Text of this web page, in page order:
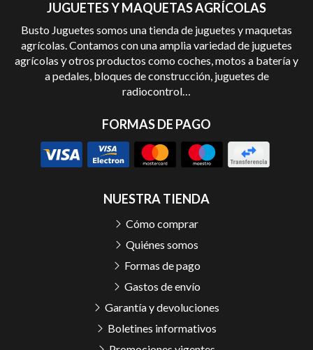
JUGUETES Y MAQUETAS AGRÍCOLAS
Busto Juguetes somos una tienda de juguetes y maquetas
agrícolas. Contamos con una amplia variedad de juguetes
agrícolas y otros productos como coches, motos a batería y
a pedales, bloques de construcción, juguetes de
radiocontrol…
FORMAS DE PAGO
NUESTRA TIENDA
Cómo comprar
Quiénes somos
Formas de pago
Gastos de envío
Garantía y devoluciones
Boletines informativos